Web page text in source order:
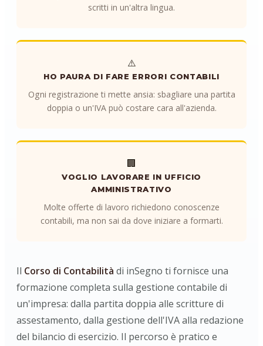
scritti in un'altra lingua.
⚠️
HO PAURA DI FARE ERRORI CONTABILI
Ogni registrazione ti mette ansia: sbagliare una partita
doppia o un'IVA può costare cara all'azienda.
🏢
VOGLIO LAVORARE IN UFFICIO
AMMINISTRATIVO
Molte offerte di lavoro richiedono conoscenze
contabili, ma non sai da dove iniziare a formarti.
Il Corso di Contabilità di inSegno ti fornisce una
formazione completa sulla gestione contabile di
un'impresa: dalla partita doppia alle scritture di
assestamento, dalla gestione dell'IVA alla redazione
del bilancio di esercizio. Il percorso è pratico e